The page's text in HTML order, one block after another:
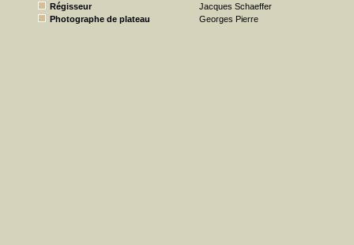
Régisseur
Jacques Schaeffer
Photographe de plateau
Georges Pierre